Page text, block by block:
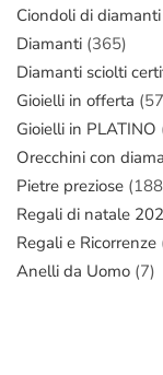
Ciondoli di diamanti
Diamanti (365)
Diamanti sciolti
Gioielli in offerta
Gioielli in PLATINO
Orecchini con
Pietre preziose
Regali di natale
Regali e Ricorrenze
Anelli da Uomo (7)